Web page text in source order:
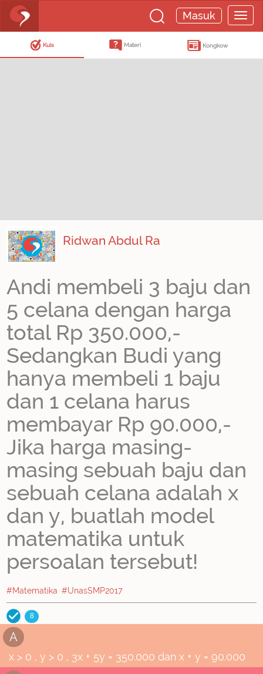
Masuk
Kuis Materi Kongkow
Ridwan Abdul Ra
Andi membeli 3 baju dan
5 celana dengan harga
total Rp 350.000,-
Sedangkan Budi yang
hanya membeli 1 baju
dan 1 celana harus
membayar Rp 90.000,-
Jika harga masing-
masing sebuah baju dan
sebuah celana adalah x
dan y, buatlah model
matematika untuk
persoalan tersebut!
#Matematika #UnasSMP2017
8
A
x > 0 , y > 0 , 3x + 5y = 350.000 dan x + y = 90.000